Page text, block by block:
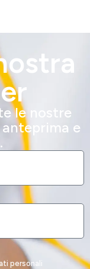
le nostre
e
personali